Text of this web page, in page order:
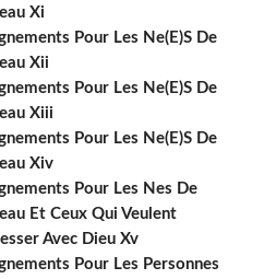
Xi
Pour Les Ne(E)S De
Xii
Pour Les Ne(E)S De
Xiii
Pour Les Ne(E)S De
Xiv
Pour Les Nes De
Et Ceux Qui Veulent
Avec Dieu Xv
Pour Les Personnes